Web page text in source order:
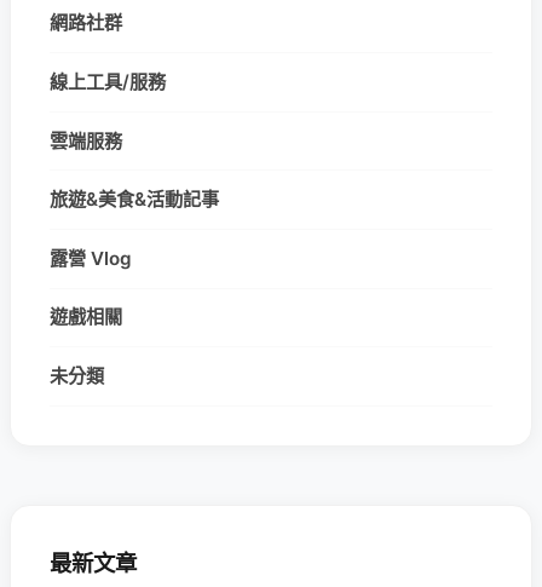
網路社群
線上工具/服務
雲端服務
旅遊&美食&活動記事
露營 Vlog
遊戲相關
未分類
最新文章